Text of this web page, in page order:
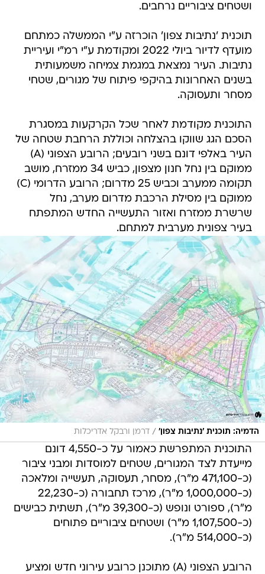
ושטחים ציבוריים נרחבים.
תוכנית 'נתיבות צפון' הוכרזה ע"י הממשלה כמתחם
מועדף לדיור ביולי 2022 ומקודמת ע"י רמ"י ועיריית
נתיבות. העיר נמצאת במגמת צמיחה משמעותית
בשנים האחרונות בהיקפי פיתוח של מגורים, שטחי
מסחר ותעסוקה.
התוכנית מקודמת לאחר שכל הקרקעות במסגרת
הסכם הגג שווקו בהצלחה וכוללת הרחבת שטחה של
העיר באלפי דונם בשני רובעים; הרובע הצפוני (A)
ממוקם בין נחל חנון מצפון, כביש 34 ממזרח, מושב
תקומה ממערב וכביש 25 מדרום; הרובע הדרומי (C)
ממוקם בין מסילת הרכבת מדרום מערב, נחל
שרשרת ממזרח ואזור התעשייה החדש המתפתח
בעיר צפונית מערבית למתחם.
הדמיה: תוכנית 'נתיבות צפון' / דרמן ורבקל אדריכלות
התוכנית המתפרשת כאמור על כ-4,550 דונם
מייעדת לצד המגורים, שטחים למוסדות ומבני ציבור
(כ-471,100 מ"ר), מסחר, תעסוקה, תעשייה ומלאכה
(כ-1,000,000 מ"ר), מרכז תחבורה (כ-22,230
מ"ר), ספורט ונופש (כ-39,300 מ"ר), תשתית כבישים
(כ-1,107,500 מ"ר) ושטחים ציבוריים פתוחים
(כ-514,000 מ"ר).
הרובע הצפוני (A) מתוכנן כרובע עירוני חדש ומציע